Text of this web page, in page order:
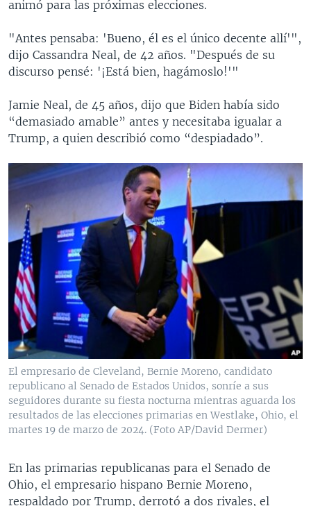
animó para las próximas elecciones.
"Antes pensaba: 'Bueno, él es el único decente allí'",
dijo Cassandra Neal, de 42 años. "Después de su
discurso pensé: '¡Está bien, hagámoslo!'"
Jamie Neal, de 45 años, dijo que Biden había sido
“demasiado amable” antes y necesitaba igualar a
Trump, a quien describió como “despiadado”.
El empresario de Cleveland, Bernie Moreno, candidato
republicano al Senado de Estados Unidos, sonríe a sus
seguidores durante su fiesta nocturna mientras aguarda los
resultados de las elecciones primarias en Westlake, Ohio, el
martes 19 de marzo de 2024. (Foto AP/David Dermer)
En las primarias republicanas para el Senado de
Ohio, el empresario hispano Bernie Moreno,
respaldado por Trump, derrotó a dos rivales, el